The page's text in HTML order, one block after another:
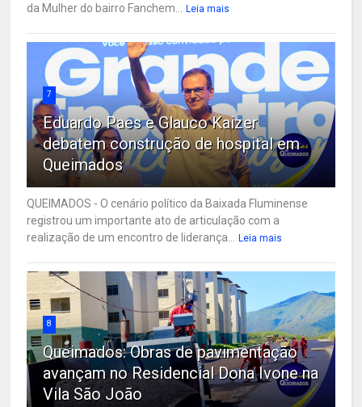
da Mulher do bairro Fanchem...
Leia mais
7
Eduardo Paes e Glauco Kaizer
debatem construção de hospital em
Queimados
QUEIMADOS - O cenário político da Baixada Fluminense
registrou um importante ato de articulação com a
realização de um encontro de liderança...
Leia mais
8
Queimados: Obras de pavimentação
avançam no Residencial Dona Ivone na
Vila São João